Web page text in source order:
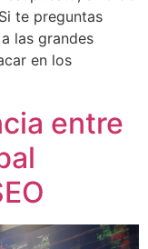
te preguntas
las grandes
en los
entre